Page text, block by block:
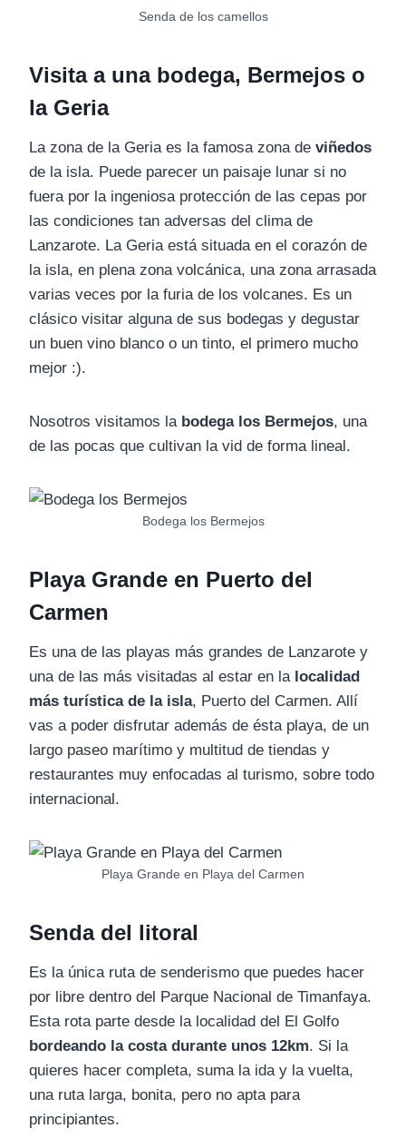
Senda de los camellos
Visita a una bodega, Bermejos o
la Geria
La zona de la Geria es la famosa zona de viñedos
de la isla. Puede parecer un paisaje lunar si no
fuera por la ingeniosa protección de las cepas por
las condiciones tan adversas del clima de
Lanzarote. La Geria está situada en el corazón de
la isla, en plena zona volcánica, una zona arrasada
varias veces por la furia de los volcanes. Es un
clásico visitar alguna de sus bodegas y degustar
un buen vino blanco o un tinto, el primero mucho
mejor :).
Nosotros visitamos la bodega los Bermejos, una
de las pocas que cultivan la vid de forma lineal.
Bodega los Bermejos
Playa Grande en Puerto del
Carmen
Es una de las playas más grandes de Lanzarote y
una de las más visitadas al estar en la localidad
más turística de la isla, Puerto del Carmen. Allí
vas a poder disfrutar además de ésta playa, de un
largo paseo marítimo y multitud de tiendas y
restaurantes muy enfocadas al turismo, sobre todo
internacional.
Playa Grande en Playa del Carmen
Senda del litoral
Es la única ruta de senderismo que puedes hacer
por libre dentro del Parque Nacional de Timanfaya.
Esta rota parte desde la localidad del El Golfo
bordeando la costa durante unos 12km. Si la
quieres hacer completa, suma la ida y la vuelta,
una ruta larga, bonita, pero no apta para
principiantes.